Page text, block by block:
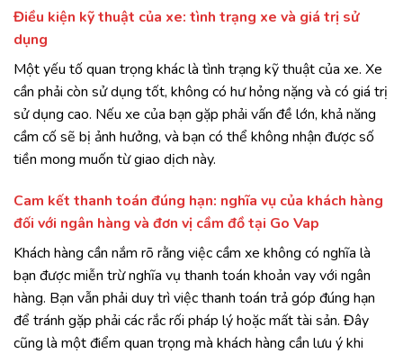
Điều kiện kỹ thuật của xe: tình trạng xe và giá trị sử
dụng
Một yếu tố quan trọng khác là tình trạng kỹ thuật của xe. Xe
cần phải còn sử dụng tốt, không có hư hỏng nặng và có giá trị
sử dụng cao. Nếu xe của bạn gặp phải vấn đề lớn, khả năng
cầm cố sẽ bị ảnh hưởng, và bạn có thể không nhận được số
tiền mong muốn từ giao dịch này.
Cam kết thanh toán đúng hạn: nghĩa vụ của khách hàng
đối với ngân hàng và đơn vị cầm đồ tại Go Vap
Khách hàng cần nắm rõ rằng việc cầm xe không có nghĩa là
bạn được miễn trừ nghĩa vụ thanh toán khoản vay với ngân
hàng. Bạn vẫn phải duy trì việc thanh toán trả góp đúng hạn
để tránh gặp phải các rắc rối pháp lý hoặc mất tài sản. Đây
cũng là một điểm quan trọng mà khách hàng cần lưu ý khi